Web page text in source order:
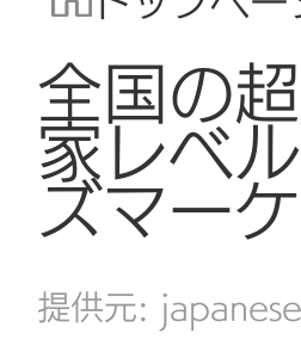
全国の
家レベ
ズマー